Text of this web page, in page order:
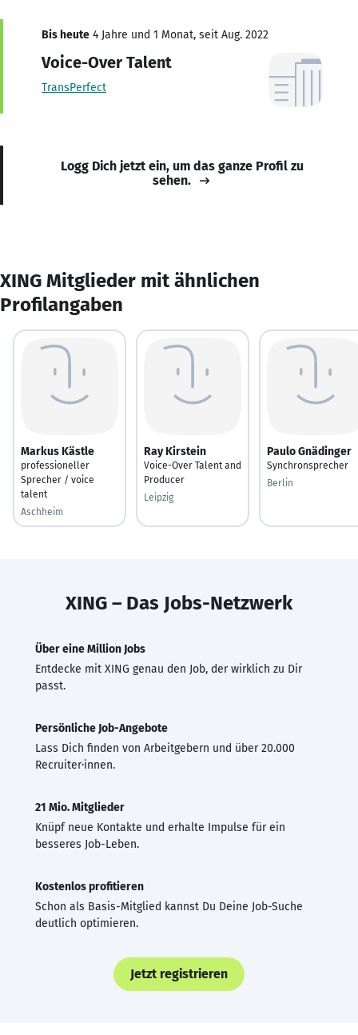
Bis heute 4 Jahre und 1 Monat, seit Aug. 2022
Voice-Over Talent
TransPerfect
Logg Dich jetzt ein, um das ganze Profil zu
sehen.
XING Mitglieder mit ähnlichen
Profilangaben
Markus Kästle
professioneller
Sprecher / voice
talent
Aschheim
Ray Kirstein
Voice-Over Talent and
Producer
Leipzig
Paulo Gnädinger
Synchronsprecher
Berlin
XING – Das Jobs-Netzwerk
Über eine Million Jobs
Entdecke mit XING genau den Job, der wirklich zu Dir
passt.
Persönliche Job-Angebote
Lass Dich finden von Arbeitgebern und über 20.000
Recruiter·innen.
21 Mio. Mitglieder
Knüpf neue Kontakte und erhalte Impulse für ein
besseres Job-Leben.
Kostenlos profitieren
Schon als Basis-Mitglied kannst Du Deine Job-Suche
deutlich optimieren.
Jetzt registrieren